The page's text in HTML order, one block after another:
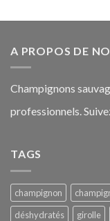
A PROPOS DE
Champignons
professionnels.
TAGS
champignon
déshydratés
girolle